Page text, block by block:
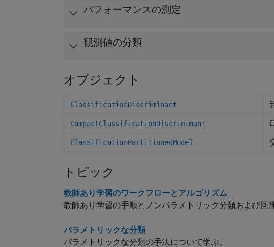
パフォーマンスの測定
観測値の分類
オブジェクト
ClassificationDiscriminant
CompactClassificationDiscriminant
ClassificationPartitionedModel
トピック
教師あり学習のワークフローとアルゴリズム
教師あり学習の手順とノンパラメトリック分類および回
パラメトリックな分類
パラメトリックな分類の手法について学ぶ。